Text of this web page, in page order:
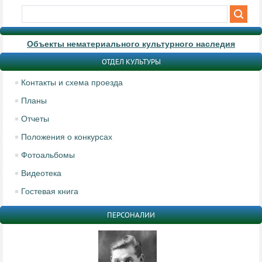
Объекты нематериального культурного наследия
ОТДЕЛ КУЛЬТУРЫ
Контакты и схема проезда
Планы
Отчеты
Положения о конкурсах
Фотоальбомы
Видеотека
Гостевая книга
ПЕРСОНАЛИИ